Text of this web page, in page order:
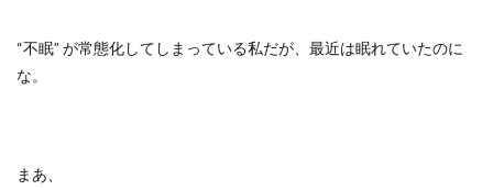
“不眠” が常態化してしまっている私だが、最近は眠れていたのに
な。
まあ、